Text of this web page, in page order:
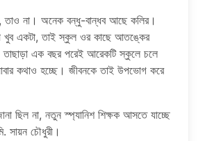
তাও না। অনেক বন্ধু-বান্ধব আছে কলির।
খুব একটা, তাই স্কুল ওর কাছে আতঙ্কের
তাছাড়া এক বছর পরেই আরেকটি স্কুলে চলে
কথাও হচ্ছে। জীবনকে তাই উপভোগ করে
ছিল না, নতুন স্প্যানিশ শিক্ষক আসতে যাচ্ছে
সায়ন চৌধুরী।